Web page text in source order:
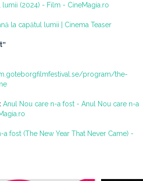
(2024) - Film - CineMagia.ro
la capătul lumii | Cinema Teaser
program/the-
Anul Nou care n-a fost - Anul Nou care n-a
a fost (The New Year That Never Came) -